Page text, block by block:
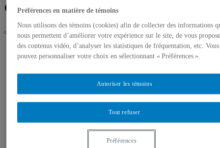
Facebook
Twitter
Flux RSS
UQAM
Salle de presse
l’industrie touristique
À propos de l’UQAM
Préférences en matière de témoins
Nous utilisons des témoins (cookies) afin de collecter des informations
nous permettent d’améliorer votre expérience sur le site, de vous
des contenus vidéo, d’analyser les statistiques de fréquentation, etc. Vous
pouvez personnaliser votre choix en sélectionnant « Préférences ».
Tout refuser
Autoriser les témoins
Préférences